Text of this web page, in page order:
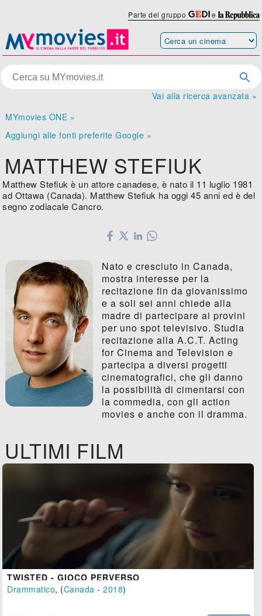
Parte del gruppo e
Vai alla ricerca avanzata »
MYmovies ONE »
Aggiungi alle fonti preferite Google »
MATTHEW STEFIUK
Matthew Stefiuk è un attore canadese, è nato il 11 luglio 1981
ad Ottawa (Canada). Matthew Stefiuk ha oggi 45 anni ed è del
segno zodiacale Cancro.
Nato e cresciuto in Canada,
mostra interesse per la
recitazione fin da giovanissimo
e a soli sei anni chiede alla
madre di partecipare ai provini
per uno spot televisivo. Studia
recitazione alla A.C.T. Acting
for Cinema and Television e
partecipa a diversi progetti
cinematografici, che gli danno
la possibilità di cimentarsi con
la commedia, con gli action
movies e anche con il dramma.
ULTIMI FILM
TWISTED - GIOCO PERVERSO
Drammatico, (Canada -2018)